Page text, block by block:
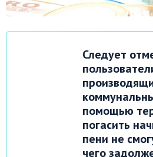
Следует
помощью
погасить
пени не
чего